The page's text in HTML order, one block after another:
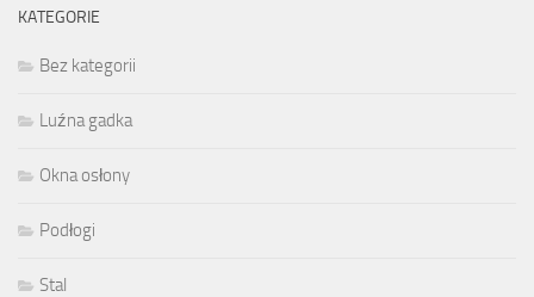
KATEGORIE
Bez kategorii
Luźna gadka
Okna osłony
Podłogi
Stal